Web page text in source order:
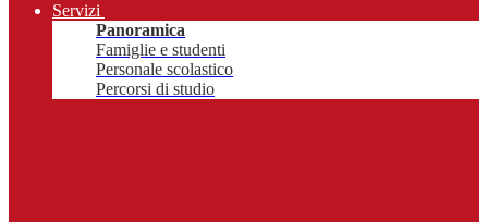
Servizi
Panoramica
Famiglie e studenti
Personale scolastico
Percorsi di studio